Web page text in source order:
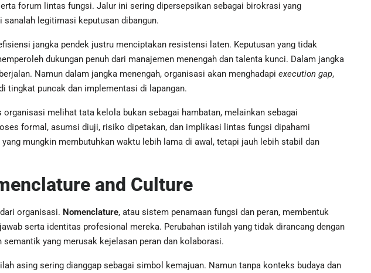
forum lintas fungsi. Jalur ini sering dipersepsikan sebagai birokrasi yang
sanalah legitimasi keputusan dibangun.
jangka pendek justru menciptakan resistensi laten. Keputusan yang tidak
dukungan penuh dari manajemen menengah dan talenta kunci. Dalam jangka
Namun dalam jangka menengah, organisasi akan menghadapi execution gap,
tingkat puncak dan implementasi di lapangan.
melihat tata kelola bukan sebagai hambatan, melainkan sebagai
formal, asumsi diuji, risiko dipetakan, dan implikasi lintas fungsi dipahami
mungkin membutuhkan waktu lebih lama di awal, tetapi jauh lebih stabil dan
and Culture
organisasi. Nomenclature, atau sistem penamaan fungsi dan peran, membentuk
serta identitas profesional mereka. Perubahan istilah yang tidak dirancang dengan
yang merusak kejelasan peran dan kolaborasi.
asing sering dianggap sebagai simbol kemajuan. Namun tanpa konteks budaya dan